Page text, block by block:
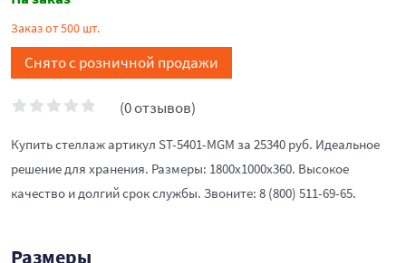
Заказ от 500 шт.
Снято с розничной продажи
(0 отзывов)
Купить стеллаж артикул ST-5401-MGM за 25340 руб. Идеальное
решение для хранения. Размеры: 1800x1000x360. Высокое
качество и долгий срок службы. Звоните: 8 (800) 511-69-65.
Размеры